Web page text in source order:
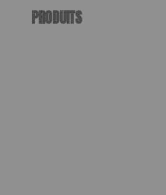
PRODUITS